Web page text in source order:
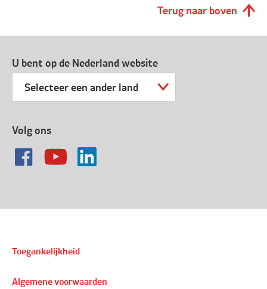
Terug naar boven
U bent op de Nederland website
Selecteer een ander land
Volg ons
Toegankelijkheid
Algemene voorwaarden